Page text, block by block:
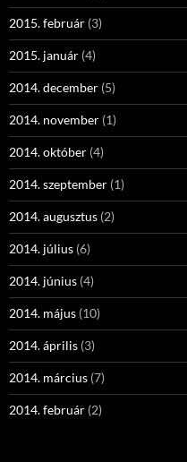
2015. február (3)
2015. január (4)
2014. december (5)
2014. november (1)
2014. október (4)
2014. szeptember (1)
2014. augusztus (2)
2014. július (6)
2014. június (4)
2014. május (10)
2014. április (3)
2014. március (7)
2014. február (2)